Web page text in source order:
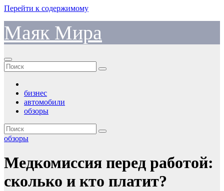
Перейти к содержимому
Маяк Мира
бизнес
автомобили
обзоры
обзоры
Медкомиссия перед работой:
сколько и кто платит?